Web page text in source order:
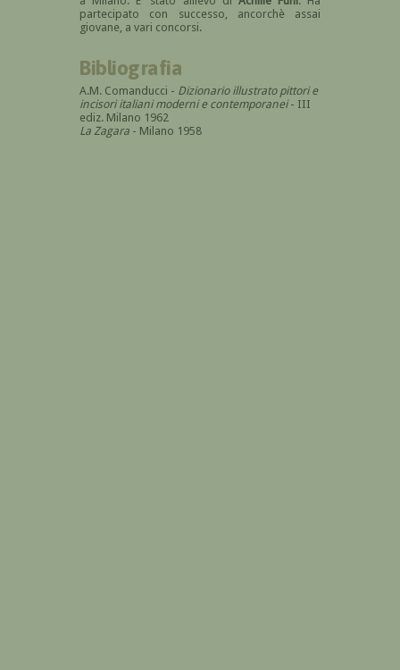
partecipato con successo, ancorchè assai
giovane, a vari concorsi.
Bibliografia
A.M. Comanducci - Dizionario illustrato pittori e
incisori italiani moderni e contemporanei- III
ediz. Milano 1962
La Zagara - Milano 1958